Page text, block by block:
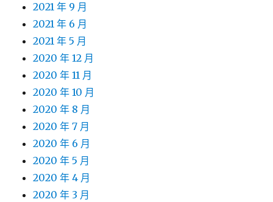
2021 年 9 月
2021 年 6 月
2021 年 5 月
2020 年 12 月
2020 年 11 月
2020 年 10 月
2020 年 8 月
2020 年 7 月
2020 年 6 月
2020 年 5 月
2020 年 4 月
2020 年 3 月